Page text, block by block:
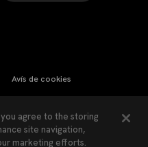
Avís de cookies
Política de Privacitat
agree to the storing
site navigation,
marketing efforts.